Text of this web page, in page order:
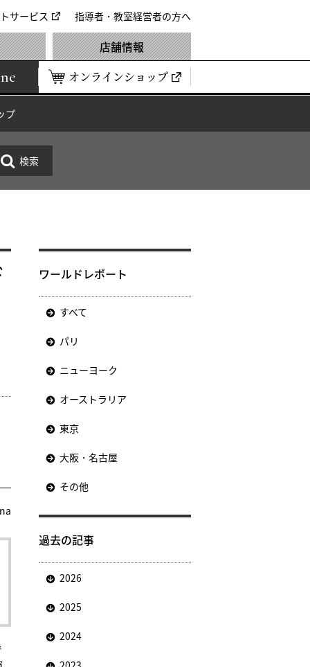
サービス 指導者・教室経営者の方へ
オンラインショップ
店舗情報
プ
ワールドレポート
すべて
パリ
ニューヨーク
オーストラリア
東京
大阪・名古屋
その他
過去の記事
2026
2025
2024